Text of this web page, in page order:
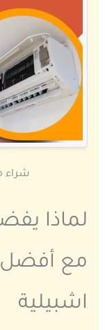
شراء
لماذا
مع
اشبيلية